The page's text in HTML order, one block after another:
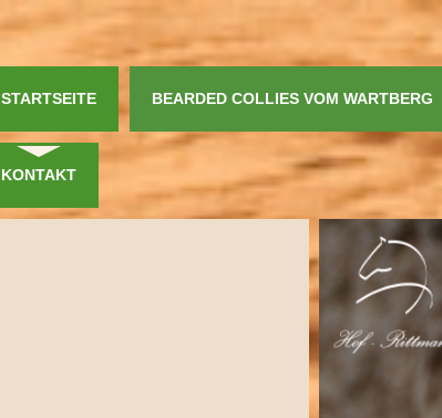
STARTSEITE BEARDED COLLIES VOM WARTBERG
KONTAKT